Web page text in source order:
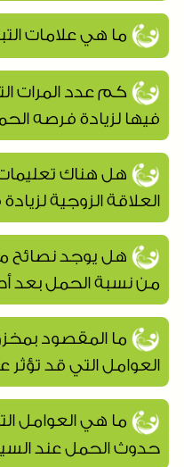
ما هي علامات
كم عدد المرات
فيها لزيادة فرصه
هل هناك تعليمات
العلاقة الزوجية
هل يوجد نصائح
من نسبة الحمل بعد
ما المقصود
العوامل التي قد تؤثر
ما هي العوامل
حدوث الحمل عند